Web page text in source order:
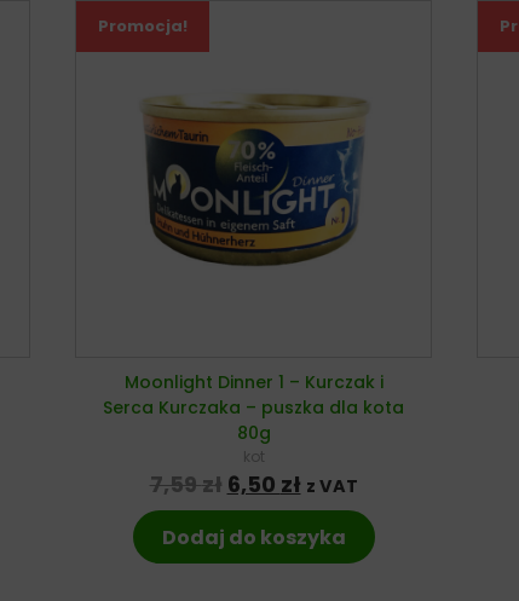
Promocja!
Moonlight Dinner 1 – Kurczak i
Serca Kurczaka – puszka dla kota
80g
kot
7,59zł Pierwotna cena
6,50 złAktualna cena
z VAT
Dodaj do koszyka